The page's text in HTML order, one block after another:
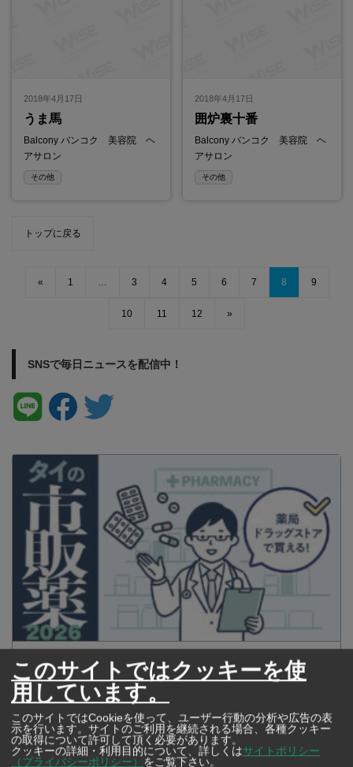
2018年4月17日
うま馬
Balcony バンコク 美容院 ヘ
アサロン
その他
2018年4月17日
囲炉裏十番
Balcony バンコク 美容院 ヘ
アサロン
その他
トップに戻る
« 1 … 3 4 5 6 7 8 9
10 11 12 »
SNSで毎日ニュースを配信中！
タイの薬いろいろ【タイ・バンコク】 薬局・ドラッグストアで買える
市販薬 2026年最新版！
このサイトではクッキーを使
用しています。
このサイトではCookieを使って、ユーザー行動の分析や広告の表
示を行います。サイトのご利用を継続される場合、各種クッキー
の取得について許可して頂く必要があります。
クッキーの詳細・利用目的について、詳しくはサイトポリシー
（プライバシーポリシー）
をご覧下さい。